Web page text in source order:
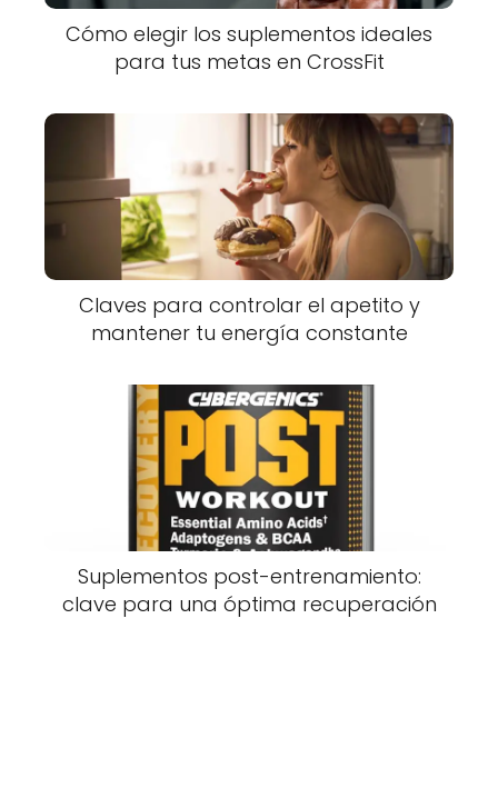
Cómo elegir los suplementos ideales
para tus metas en CrossFit
Claves para controlar el apetito y
mantener tu energía constante
Suplementos post-entrenamiento:
clave para una óptima recuperación